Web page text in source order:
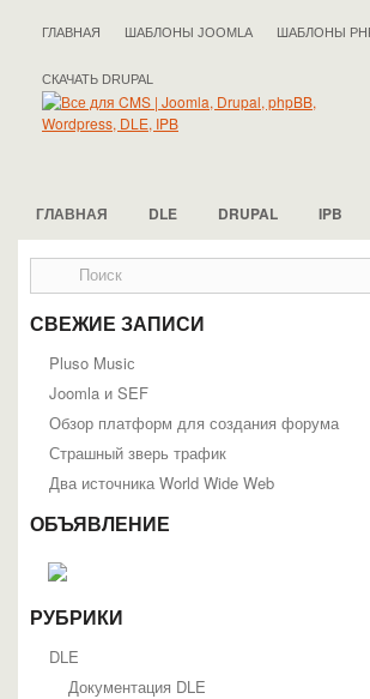
ГЛАВНАЯ ШАБЛОНЫ JOOMLA ШАБЛОНЫ
СКАЧАТЬ DRUPAL
ГЛАВНАЯ DLE DRUPAL IPB
СВЕЖИЕ ЗАПИСИ
Pluso Musiс
Joomla и SEF
Обзор платформ для создания форума
Страшный зверь трафик
Два источника World Wide Web
ОБЪЯВЛЕНИЕ
РУБРИКИ
DLE
Документация DLE